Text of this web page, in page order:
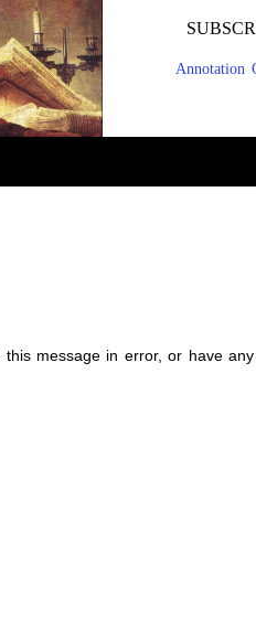
Annotation
message in error, or have